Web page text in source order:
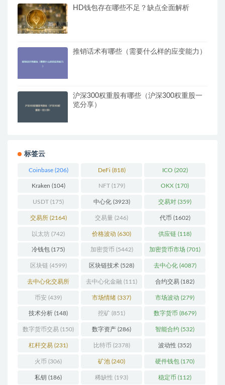
HD钱包存在哪些不足？缺点全面解析
推销话术有哪些（需要什么样的应变能力）
沪深300权重股有哪些（沪深300权重股一
览分享）
标签云
Coinbase(206) DeFi (818) ICO (202)
Kraken (104) NFT(179) OKX (170)
USDT (175) 中心化(3923) 交易对 (359)
交易所(2164) 交易量 (246) 代币 (1602)
以太坊 (742) 价格波动 (630) 供应链 (118)
冷钱包 (175) 加密货币 (5442) 加密货币市场 (701)
区块链(4599) 区块链技术 (528) 去中心化(4087)
去中心化交易所
(196)
去中心化金融 (111) 合约交易 (182)
币安 (439) 市场情绪 (337) 市场波动 (279)
技术分析 (148) 挖矿 (851) 数字货币 (8679)
数字货币交易 (150) 数字资产 (286) 智能合约 (532)
杠杆交易 (231) 比特币 (2378) 波动性 (352)
火币 (306) 矿池 (240) 硬件钱包 (170)
私钥 (186) 稀缺性 (193) 稳定币 (112)